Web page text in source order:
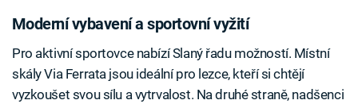
Moderní vybavení a sportovní vyžití
Pro aktivní sportovce nabízí Slaný řadu možností. Místní
skály Via Ferrata jsou ideální pro lezce, kteří si chtějí
vyzkoušet svou sílu a vytrvalost. Na druhé straně, nadšenci